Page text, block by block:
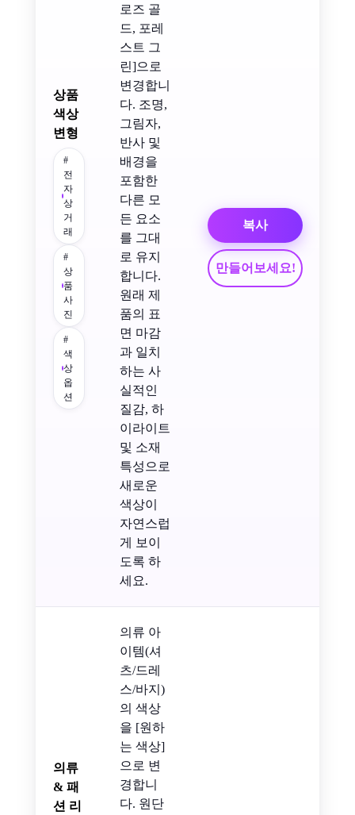
상품
색상
변형
#
전
자
상
거
래
#
상
품
사
진
#
색
상
옵
션
로즈 골
드, 포레
스트 그
린]으로
변경합니
다. 조명,
그림자,
반사 및
배경을
포함한
다른 모
든 요소
를 그대
로 유지
합니다.
원래 제
품의 표
면 마감
과 일치
하는 사
실적인
질감, 하
이라이트
및 소재
특성으로
새로운
색상이
자연스럽
게 보이
도록 하
세요.
복사
만들어보세요!
의류
& 패
션 리
의류 아
이템(셔
츠/드레
스/바지)
의 색상
을 [원하
는 색상]
으로 변
경합니
다. 원단